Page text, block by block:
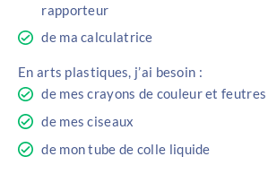
rapporteur
de ma calculatrice
En arts plastiques, j’ai besoin :
de mes crayons de couleur et feutres
de mes ciseaux
de mon tube de colle liquide